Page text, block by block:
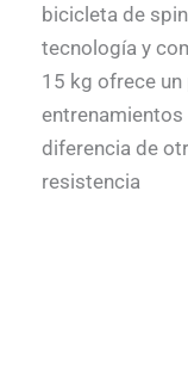
bicicleta de
tecnología y
15 kg ofrece
diferencia de
resistencia